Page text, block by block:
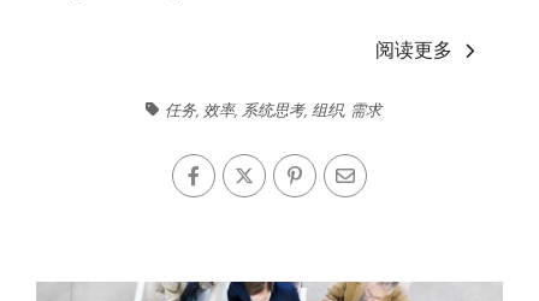
阅读更多
任务, 效率, 系统思考, 组织, 需求